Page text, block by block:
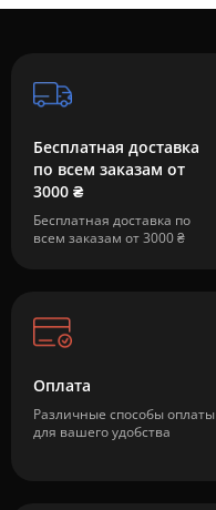
Бесплатная доставка
по всем заказам от
3000 ₴
Бесплатная доставка по
всем заказам от 3000 ₴
Оплата
Различные способы оплаты
для вашего удобства